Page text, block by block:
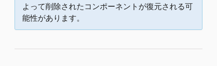
よって削除されたコンポーネントが復元される可
能性があります。